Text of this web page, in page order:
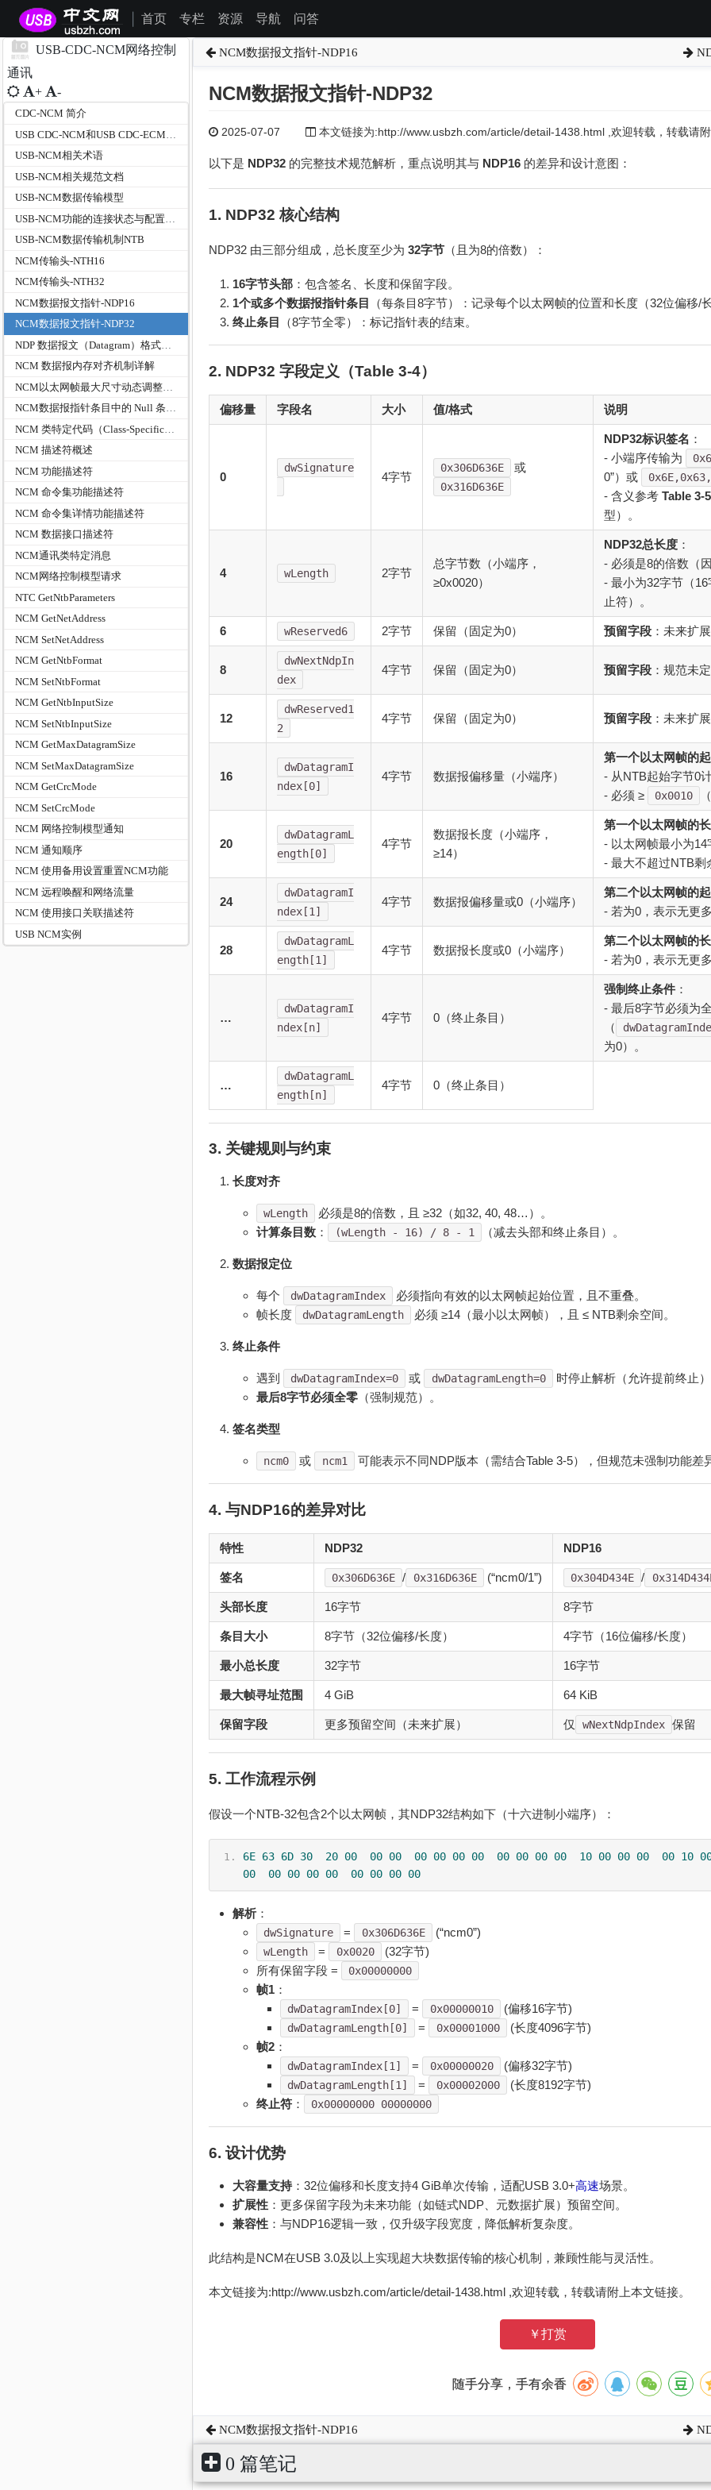
首页 专栏 资源 导航 问答
USB-CDC-NCM网络控制
通讯
+ -
CDC-NCM 简介
USB-NCM相关术语
USB-NCM相关规范文档
USB-NCM数据传输模型
USB-NCM数据传输机制NTB
NCM传输头-NTH16
NCM传输头-NTH32
NCM数据报文指针-NDP16
NCM数据报文指针-NDP32
NCM 数据报内存对齐机制详解
NCM数据报指针条目中的 Null 条目处理规则
NCM 描述符概述
NCM 功能描述符
NCM 命令集功能描述符
NCM 命令集详情功能描述符
NCM 数据接口描述符
NCM通讯类特定消息
NCM网络控制模型请求
NTC GetNtbParameters
NCM GetNetAddress
NCM SetNetAddress
NCM GetNtbFormat
NCM SetNtbFormat
NCM GetNtbInputSize
NCM SetNtbInputSize
NCM GetMaxDatagramSize
NCM SetMaxDatagramSize
NCM GetCrcMode
NCM SetCrcMode
NCM 网络控制模型通知
NCM 通知顺序
NCM 使用备用设置重置NCM功能
NCM 远程唤醒和网络流量
NCM 使用接口关联描述符
USB NCM实例
NCM数据报文指针-NDP16
NCM数据报文指针-NDP32
2025-07-07 本文链接为:http://www.usbzh.com/article/detail-1438.html ,欢迎转载，转载请
以下是 NDP32的完整技术规范解析，重点说明其与 NDP16的差异和设计意图：
1. NDP32 核心结构
NDP32 由三部分组成，总长度至少为 32字节（且为8的倍数）：
16字节头部：包含签名、长度和保留字段。
1个或多个数据报指针条目
（每条目8字节）：记录每个以太网帧的位置和长度（32位偏移/
终止条目
（8字节全零）：标记指针表的结束。
2. NDP32 字段定义（Table 3-4）
偏移量 字段名 大小 值/格式 说明
0
dwSignature
4字节
0x306D636E 或
0x316D636E
NDP32标识签名 ：
- 小端序传输为
0”）或
- 含义参考 Table 3-5
型）。
4 wLength 2字节
总字节数（小端序，
≥0x0020）
NDP32总长度：
- 必须是8的倍数（
- 最小为32字节（
止符）。
6 wReserved6 2字节 保留（固定为0） 预留字段：未来扩
8
dwNextNdpIn
dex
4字节 保留（固定为0） 预留字段：规范未
12
dwReserved1
2
4字节 保留（固定为0） 预留字段：未来扩
16
dwDatagramI
ndex[0]
4字节 数据报偏移量（小端序）
第一个以太网帧的
- 从NTB起始字节0
- 必须 ≥
0x0010
20
dwDatagramL
ength[0]
4字节
数据报长度（小端序，
≥14）
第一个以太网帧的
- 以太网帧最小为
- 最大不超过NTB剩
24
dwDatagramI
ndex[1]
4字节 数据报偏移量或0（小端序）
第二个以太网帧的
- 若为0，表示无更
28
dwDatagramL
ength[1]
4字节 数据报长度或0（小端序）
第二个以太网帧的
- 若为0，表示无更
…
dwDatagramI
ndex[n]
4字节 0（终止条目）
强制终止条件：
- 最后8字节必须为
（
为0）。
…
dwDatagramL
ength[n]
4字节 0（终止条目）
3. 关键规则与约束
长度对齐
wLength
必须是8的倍数，且 ≥32（如32, 40, 48…）。
计算条目数： (wLength - 16) / 8 - 1 （减去头部和终止条目）。
数据报定位
每个 dwDatagramIndex
必须指向有效的以太网帧起始位置，且不重叠。
帧长度
dwDatagramLength 必须 ≥14（最小以太网帧），且 ≤ NTB剩余空间。
终止条件
遇到 dwDatagramIndex=0 或 dwDatagramLength=0
时停止解析（允许提前终止
最后8字节必须全零（强制规范）。
签名类型
ncm0 或 ncm1 可能表示不同NDP版本（需结合Table 3-5），但规范未强制功能差
4. 与NDP16的差异对比
特性 NDP32 NDP16
签名 0x306D636E / 0x316D636E (“ncm0/1”) 0x304D434E /
头部长度 16字节 8字节
条目大小 8字节（32位偏移/长度） 4字节（16位偏移/长度）
最小总长度 32字节 16字节
最大帧寻址范围 4 GiB 64 KiB
保留字段 更多预留空间（未来扩展） 仅 wNextNdpIndex 保留
5. 工作流程示例
假设一个NTB-32包含2个以太网帧，其NDP32结构如下（十六进制小端序）：
6E 63 6D 30 20 00 00 00 00 00 00 00 00 00 00 00 10 00 00 00 00 10
00
00 00 00 00 00 00 00 00
解析：
dwSignature = 0x306D636E (“ncm0”)
wLength = 0x0020
(32字节)
所有保留字段 =
0x00000000
帧1：
dwDatagramIndex[0] = 0x00000010 (偏移16字节)
dwDatagramLength[0] = 0x00001000
(长度4096字节)
帧2：
dwDatagramIndex[1] = 0x00000020 (偏移32字节)
dwDatagramLength[1] = 0x00002000
(长度8192字节)
终止符： 0x00000000 00000000
6. 设计优势
大容量支持：32位偏移和长度支持4 GiB单次传输，适配USB 3.0+高速场景。
扩展性：更多保留字段为未来功能（如链式NDP、元数据扩展）预留空间。
兼容性：与NDP16逻辑一致，仅升级字段宽度，降低解析复杂度。
此结构是NCM在USB 3.0及以上实现超大块数据传输的核心机制，兼顾性能与灵活性。
本文链接为:http://www.usbzh.com/article/detail-1438.html ,欢迎转载，转载请附上本文链接。
￥打赏
随手分享，手有余香
NCM数据报文指针-NDP16
0 篇笔记